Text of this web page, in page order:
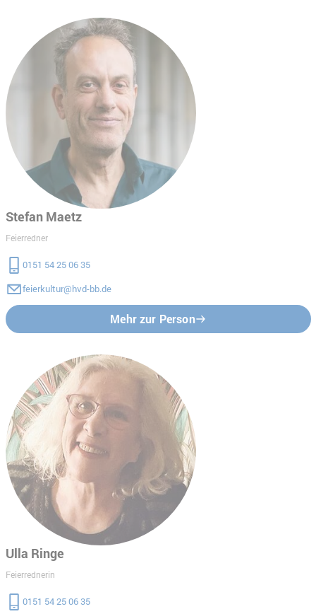
Stefan Maetz
Feierredner
0151 54 25 06 35
feierkultur@hvd-bb.de
Mehr zur Person
Ulla Ringe
Feierrednerin
0151 54 25 06 35